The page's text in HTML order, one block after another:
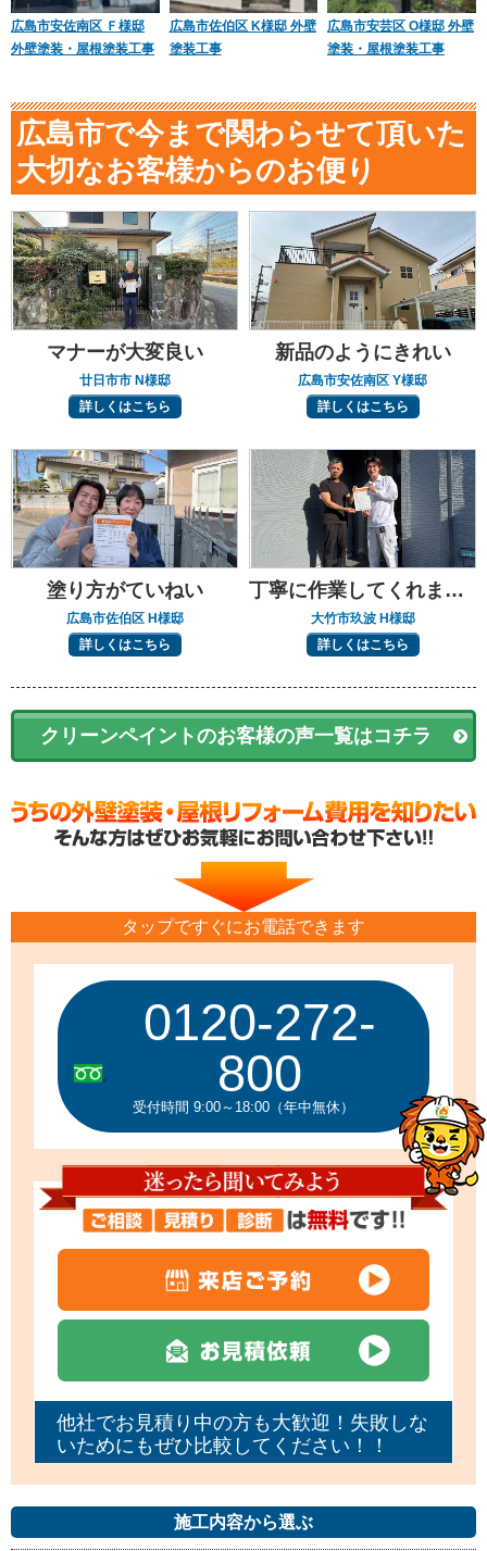
広島市安佐南区 Ｆ様邸
外壁塗装・屋根塗装工事
広島市佐伯区 K様邸 外壁
塗装工事
広島市安芸区 O様邸 外壁
塗装・屋根塗装工事
広島市で今まで関わらせて頂いた
大切なお客様からのお便り
マナーが大変良い
廿日市市 N様邸
詳しくはこちら
新品のようにきれい
広島市安佐南区 Y様邸
詳しくはこちら
塗り方がていねい
広島市佐伯区 H様邸
詳しくはこちら
丁寧に作業してくれました
大竹市玖波 H様邸
詳しくはこちら
クリーンペイントのお客様の声一覧はコチラ
タップですぐにお電話できます
0120-272-
800
受付時間 9:00～18:00（年中無休）
他社でお見積り中の方も大歓迎！失敗しな
いためにもぜひ比較してください！！
施工内容から選ぶ